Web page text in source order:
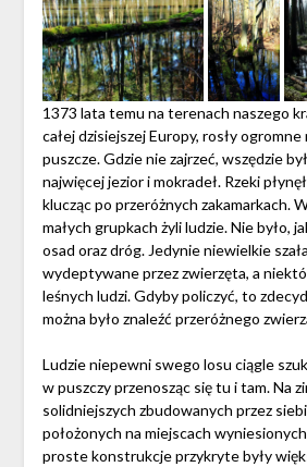
1373 lata temu na terenach naszego
całej dzisiejszej Europy, rosły
puszcze. Gdzie nie zajrzeć, wszędzie
najwięcej jezior i mokradeł. Rzeki
klucząc po przeróżnych zakamarkach.
małych grupkach żyli ludzie. Nie było,
osad oraz dróg. Jedynie niewielkie
wydeptywane przez zwierzęta, a
leśnych ludzi. Gdyby policzyć, to
można było znaleźć przeróżnego
Ludzie niepewni swego losu ciągle
w puszczy przenosząc się tu i tam. Na
solidniejszych zbudowanych przez
położonych na miejscach
proste konstrukcje przykryte były